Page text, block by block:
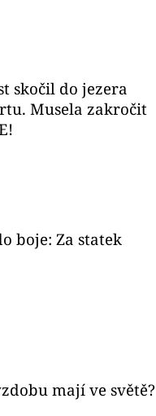
skočil do jezera
Musela zakročit
boje: Za statek
mají ve světě?